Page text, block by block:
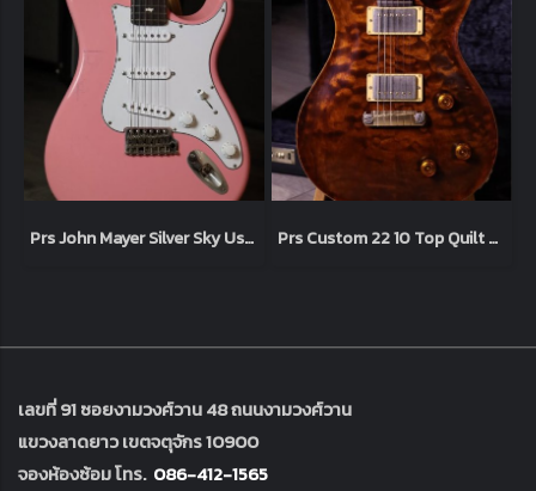
Prs John Mayer Silver Sky Usa 2022 Roxy Pink (3.3kg) Prs Custom 22 10 Top Quilt Brazilian rosewood Limited 2003 (3.3kg)
เลขที่ 91 ซอยงามวงศ์วาน 48 ถนนงามวงศ์วาน
แขวงลาดยาว เขตจตุจักร 10900
จองห้องซ้อม โทร. 086-412-1565